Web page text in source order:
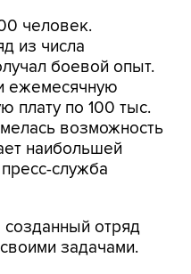
человек.
из числа
боевой опыт.
ежемесячную
плату по 100 тыс.
возможность
наибольшей
служба
созданный отряд
задачами.